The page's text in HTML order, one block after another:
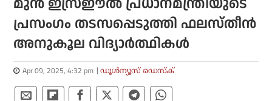
പ്രസംഗം തടസപ്പെടുത്തി ഫലസ്തീന്‍
അനുകൂല വിദ്യാര്‍ത്ഥികള്‍
Apr 09, 2025, 4:32 pm ഡൂള്‍ന്യൂസ് ഡെസ്‌ക്